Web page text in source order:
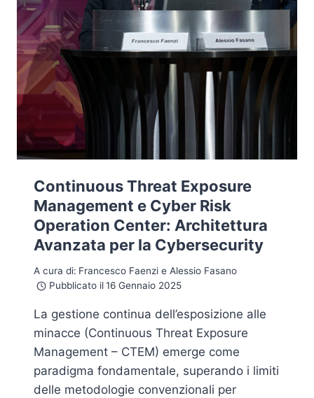
Continuous Threat Exposure
Management e Cyber Risk
Operation Center: Architettura
Avanzata per la Cybersecurity
A cura di: Francesco Faenzi e Alessio Fasano
Pubblicato il 16 Gennaio 2025
La gestione continua dell’esposizione alle
minacce (Continuous Threat Exposure
Management – CTEM) emerge come
paradigma fondamentale, superando i limiti
delle metodologie convenzionali per